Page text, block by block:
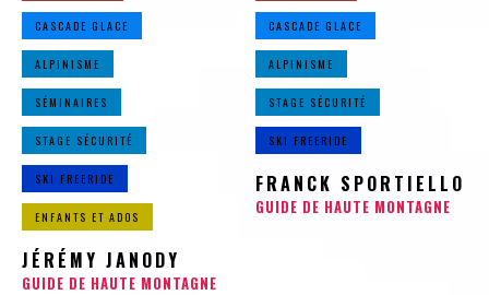
CASCADE GLACE
ALPINISME
SÉMINAIRES
STAGE SÉCURITÉ
SKI FREERIDE
ENFANTS ET ADOS
JÉRÉMY JANODY
GUIDE DE HAUTE MONTAGNE
CASCADE GLACE
ALPINISME
STAGE SÉCURITÉ
SKI FREERIDE
FRANCK SPORTIELLO
GUIDE DE HAUTE MONTAGNE